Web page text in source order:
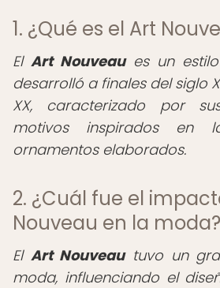
1. ¿Qué es el Art
El Art Nouveaues un
desarrolló a finales del siglo
XX, caracterizado por
motivos inspirados en
ornamentos elaborados.
2. ¿Cuál fue el
Nouveau en la moda?
El Art Nouveautuvo un
moda, influenciando el